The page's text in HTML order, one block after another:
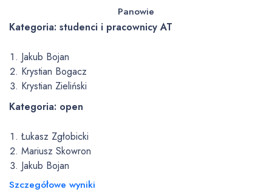
Panowie
Kategoria: studenci i pracownicy AT
Jakub Bojan
Krystian Bogacz
Krystian Zieliński
Kategoria: open
Łukasz Zgłobicki
Mariusz Skowron
Jakub Bojan
Szczegółowe wyniki